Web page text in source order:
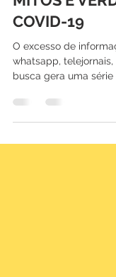
MITOS E
COVID-19
O excesso de
whatsapp,
busca gera uma